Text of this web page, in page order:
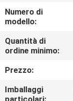
GIRO
DELLA
FABBRICA
Numero di
modello:
Quantità di
ordine minimo:
Prezzo:
Imballaggi